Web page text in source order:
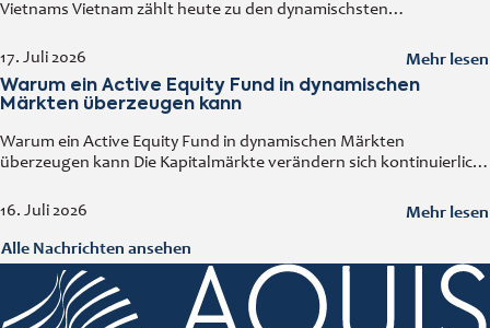
17. Juli 2026
Vietnams Vietnam zählt heute zu den dynamischsten
steigende ausländische Direktinvestitionen, eine wachsende
machen
Mehr lesen
Warum ein Active Equity Fund in dynamischen
Märkten überzeugen kann
16. Juli 2026
Warum ein Active Equity Fund in dynamischen Märkten
überzeugen kann Die Kapitalmärkte verändern sich kontinuierlich.
geopolitische Ereignisse und neue Branchentrends beeinflussen
Mehr lesen
Alle Nachrichten ansehen